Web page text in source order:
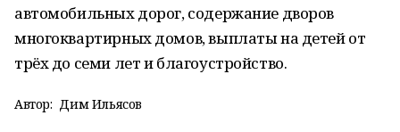
автомобильных дорог, содержание дворов
многоквартирных домов, выплаты на детей от
трёх до семи лет и благоустройство.
Автор: Дим Ильясов